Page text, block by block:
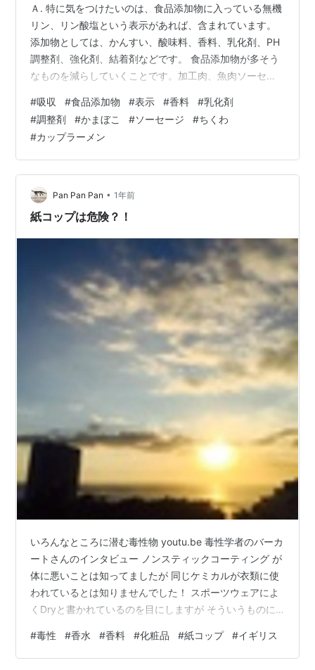
Ａ. 特に気をつけたいのは、食品添加物に入っている無機
リン、リン酸塩という表示があれば、含まれています。
添加物としては、かんすい、酸味料、香料、乳化剤、PH
調整剤、強化剤、結着剤などです。 食品添加物が多そう
なものを減らしていくことです。加工肉、魚肉ソーセー
ファストフードも、です。
#吸収 #食品添加物 #表示 #香料 #乳化剤
#調整剤 #かまぼこ #ソーセージ #ちくわ
#カップラーメン
Pan Pan Pan • 1年前
紙コップは危険？！
いろんなところに潜む毒性物 youtu.be 毒性学者のバーカ
ートさんのインタビュー ノンスティックコーティング が
体に悪いことは知ってましたが 同じケミカルが衣類に使
われているとは知りませんでした！ スポーツウェアによ
くDryと書かれているのを目にしますが そういうものに
セカンドハンドしか買わないので素材を気にしたことが
なかったのですが Sweat wickingとかMoisture wicking
#毒性 #香水 #香料 #化粧品 #紙コップ #イギリス